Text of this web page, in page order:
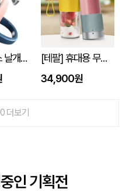
터보아이스 날개없는 넥쿨러 4000mAh
[테팔] 휴대용 무선 믹서기 라이트믹스 (노랑/민트) 색상선택
34,900원
더보기
인 기획전